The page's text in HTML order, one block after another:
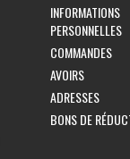
INFORMATIONS
PERSONNELLES
COMMANDES
AVOIRS
ADRESSES
BONS DE